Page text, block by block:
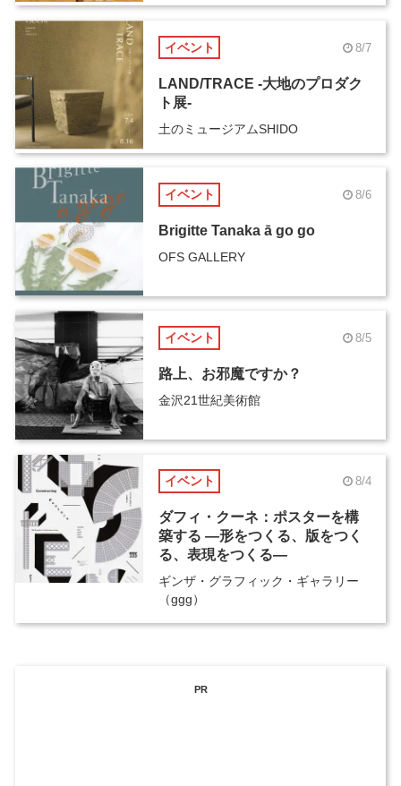
イベント 8/7
LAND/TRACE -大地のプロダク
ト展-
土のミュージアムSHIDO
イベント 8/6
Brigitte Tanaka ā go go
OFS GALLERY
イベント 8/5
路上、お邪魔ですか？
金沢21世紀美術館
イベント 8/4
ダフィ・クーネ：ポスターを構
築する ―形をつくる、版をつく
る、表現をつくる―
ギンザ・グラフィック・ギャラリー
（ggg）
PR